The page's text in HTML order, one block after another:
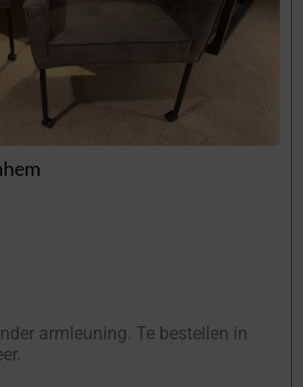
armleuning. Te bestellen in